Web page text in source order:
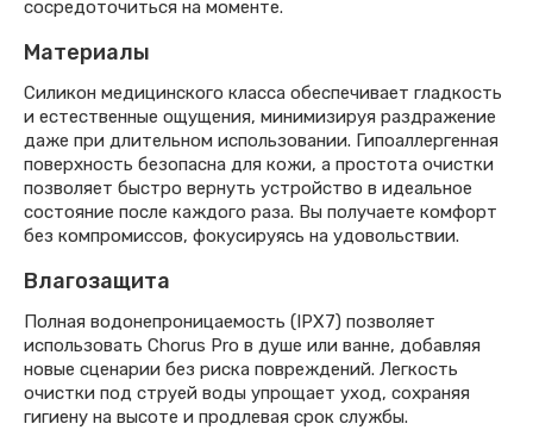
сосредоточиться на моменте.
Материалы
Силикон медицинского класса обеспечивает гладкость
и естественные ощущения, минимизируя раздражение
даже при длительном использовании. Гипоаллергенная
поверхность безопасна для кожи, а простота очистки
позволяет быстро вернуть устройство в идеальное
состояние после каждого раза. Вы получаете комфорт
без компромиссов, фокусируясь на удовольствии.
Влагозащита
Полная водонепроницаемость (IPX7) позволяет
использовать Chorus Pro в душе или ванне, добавляя
новые сценарии без риска повреждений. Легкость
очистки под струей воды упрощает уход, сохраняя
гигиену на высоте и продлевая срок службы.